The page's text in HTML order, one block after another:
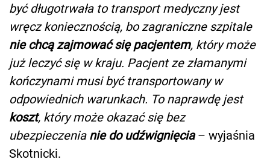
być długotrwała to transport medyczny jest
wręcz koniecznością, bo zagraniczne szpitale
nie chcą zajmować się pacjentem, który może
już leczyć się w kraju. Pacjent ze złamanymi
kończynami musi być transportowany w
odpowiednich warunkach. To naprawdę jest
koszt, który może okazać się bez
ubezpieczenia nie do udźwignięcia – wyjaśnia
Skotnicki.